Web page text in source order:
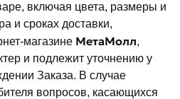
включая цвета, размеры и
и сроках доставки,
магазине МетаМолл,
и подлежит уточнению у
Заказа. В случае
вопросов, касающихся